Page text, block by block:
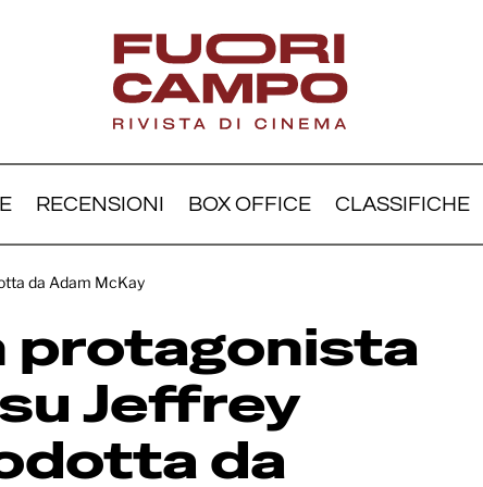
RECENSIONI BOX OFFICE CLASSIFICHE
Dern protagonista della
McKay
da Adam McKay
protagonista
Jeffrey
da